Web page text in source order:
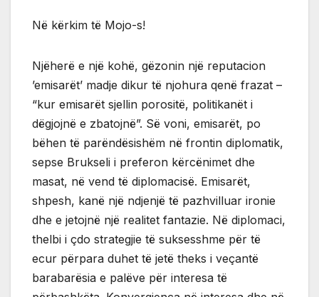
Në kërkim të Mojo-s!
Njëherë e një kohë, gëzonin një reputacion
’emisarët’ madje dikur të njohura qenë frazat –
“kur emisarët sjellin porositë, politikanët i
dëgjojnë e zbatojnë”. Së voni, emisarët, po
bëhen të parëndësishëm në frontin diplomatik,
sepse Brukseli i preferon kërcënimet dhe
masat, në vend të diplomacisë. Emisarët,
shpesh, kanë një ndjenjë të pazhvilluar ironie
dhe e jetojnë një realitet fantazie. Në diplomaci,
thelbi i çdo strategjie të suksesshme për të
ecur përpara duhet të jetë theks i veçantë
barabarësia e palëve për interesa të